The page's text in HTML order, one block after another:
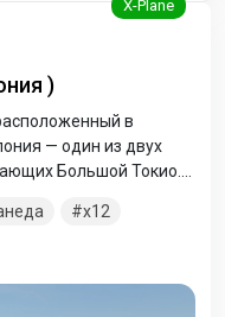
)
в
— один из двух
Большой Токио.
региона Токио,
с Международным
как Нарита
x12